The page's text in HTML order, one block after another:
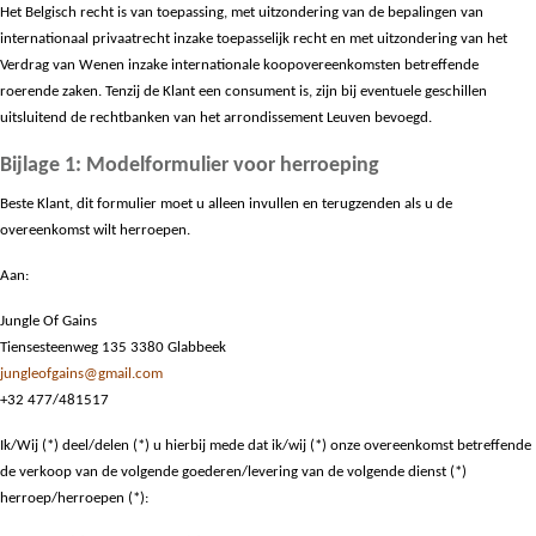
Het Belgisch recht is van toepassing, met uitzondering van de bepalingen van
internationaal privaatrecht inzake toepasselijk recht en met uitzondering van het
Verdrag van Wenen inzake internationale koopovereenkomsten betreffende
roerende zaken. Tenzij de Klant een consument is, zijn bij eventuele geschillen
uitsluitend de rechtbanken van het arrondissement Leuven bevoegd.
Bijlage 1: Modelformulier voor herroeping
Beste Klant, dit formulier moet u alleen invullen en terugzenden als u de
overeenkomst wilt herroepen.
Aan:
Jungle Of Gains
Tiensesteenweg 135 3380 Glabbeek
jungleofgains@gmail.com
+32 477/481517
Ik/Wij (*) deel/delen (*) u hierbij mede dat ik/wij (*) onze overeenkomst betreffende
de verkoop van de volgende goederen/levering van de volgende dienst (*)
herroep/herroepen (*):